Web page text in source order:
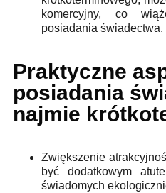
komercyjny, co
posiadania świadectwa.
Praktyczne
posiadania
najmie
Zwiększenie
być dodatkowym
świadomych